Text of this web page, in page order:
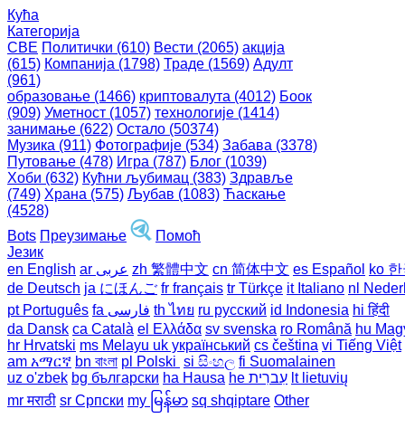
Кућа
Категорија
СВЕ Политички (610) Вести (2065) акција
(615) Компанија (1798) Траде (1569) Адулт
(961)
образовање (1466) криптовалута (4012) Боок
(909) Уметност (1057) технологије (1414)
занимање (622) Остало (50374)
Музика (911) Фотографије (534) Забава (3378)
Путовање (478) Игра (787) Блог (1039)
Хоби (632) Кућни љубимац (383) Здравље
(749) Храна (575) Љубав (1083) Ћаскање
(4528)
Bots Преузимање
Помоћ
Језик
en English
ar عربى zh 繁體中文 cn 简体中文 es Español ko
de Deutsch ja にほんご fr français tr Türkçe it Italiano nl
pt Português
th ไทย ru русский id Indonesia hi हिंदी
da Dansk‎ ca Català el Ελλάδα sv svenska ro Română hu
hr Hrvatski ms Melayu uk український‎ cs čeština‎ vi Tiếng Việt
am አማርኛ bn বাংলা pl Polski ‎ si සිංහල fi Suomalainen
uz o'zbek bg български ha Hausa‎ he עִברִית lt lietuvių
mr मराठी sr Српски my မြန်မာ sq shqiptare Other